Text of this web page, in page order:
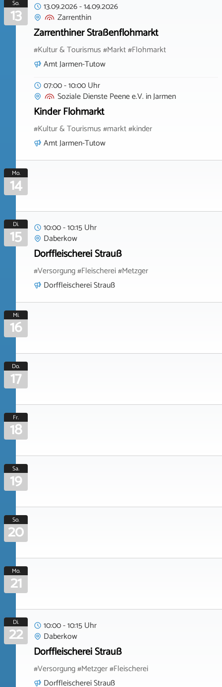
So.
13 13.09.2026-14.09.2026
Zarrenthin
Zarrenthiner Straßenflohmarkt
#Kultur & Tourismus #Markt #Flohmarkt
Amt Jarmen-Tutow
07:00 - 10:00 Uhr
Soziale Dienste Peene e.V. inJarmen
Kinder Flohmarkt
#Kultur & Tourismus #markt #kinder
Amt Jarmen-Tutow
Mo.
14
Di.
15
10:00 - 10:15 Uhr
Daberkow
Dorffleischerei Strauß
#Versorgung #Fleischerei #Metzger
Dorffleischerei Strauß
Mi.
16
Do.
17
Fr.
18
Sa.
19
So.
20
Mo.
21
Di.
22
10:00 - 10:15 Uhr
Daberkow
Dorffleischerei Strauß
#Versorgung #Metzger #Fleischerei
Dorffleischerei Strauß